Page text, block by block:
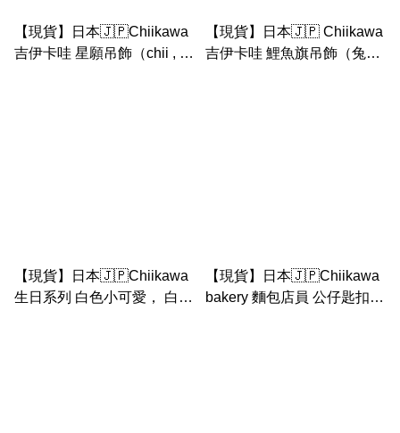
【現貨】日本🇯🇵Chiikawa
吉伊卡哇 星願吊飾（chii , 小
【現貨】日本🇯🇵 Chiikawa
吉伊卡哇 鯉魚旗吊飾（兔兔
【現貨】日本🇯🇵Chiikawa
生日系列 白色小可愛， 白色
【現貨】日本🇯🇵Chiikawa
bakery 麵包店員 公仔匙扣